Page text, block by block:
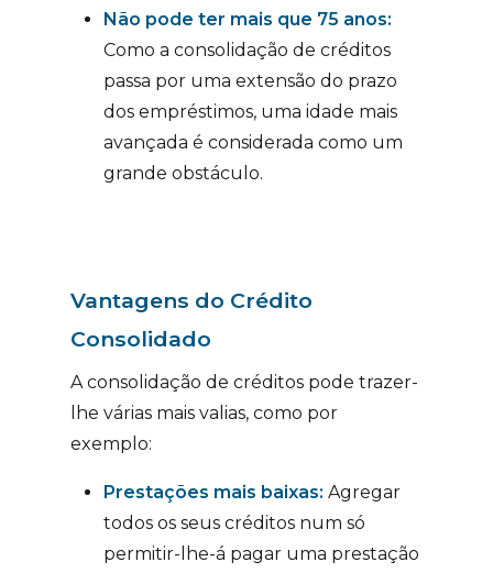
Não pode ter mais que 75 anos:
Como a consolidação de créditos
passa por uma extensão do prazo
dos empréstimos, uma idade mais
avançada é considerada como um
grande obstáculo.
Vantagens do Crédito
Consolidado
A consolidação de créditos pode trazer-
lhe várias mais valias, como por
exemplo:
Prestações mais baixas: Agregar
todos os seus créditos num só
permitir-lhe-á pagar uma prestação